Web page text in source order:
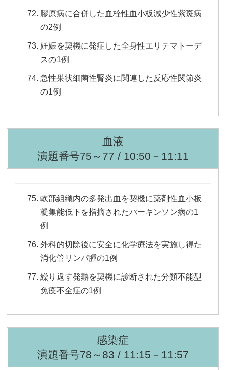
膠原病に合併した血栓性血小板減少性紫斑病
の2例
妊娠を契機に発症した全身性エリテマトーデ
スの1例
急性巣状細菌性腎炎に関連した反応性関節炎
の1例
血液
演題番号75～77 / 10:50－11:11
軟部組織内の多発出血を契機に薬剤性血小板
凝集能低下を指摘されたパーキンソン病の1
例
外科的切除後に安全に化学療法を実施し得た
消化管リンパ腫の1例
繰り返す発熱を契機に診断された分類不能型
免疫不全症の1例
感染症
演題番号78～83 / 11:15－11:57